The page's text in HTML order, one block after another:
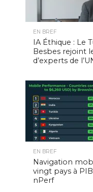
EN BREF
IA Éthique : Le
Besbes rejoint
d’experts de
EN BREF
Navigation
vingt pays à
nPerf